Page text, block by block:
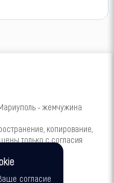
- жемчужина
копирование,
только с согласия
согласие